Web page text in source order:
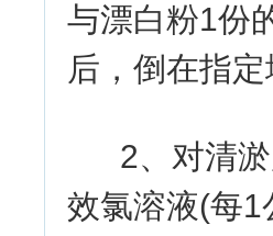
与漂白粉1份
后，倒在指
2、对清
效氯溶液(每